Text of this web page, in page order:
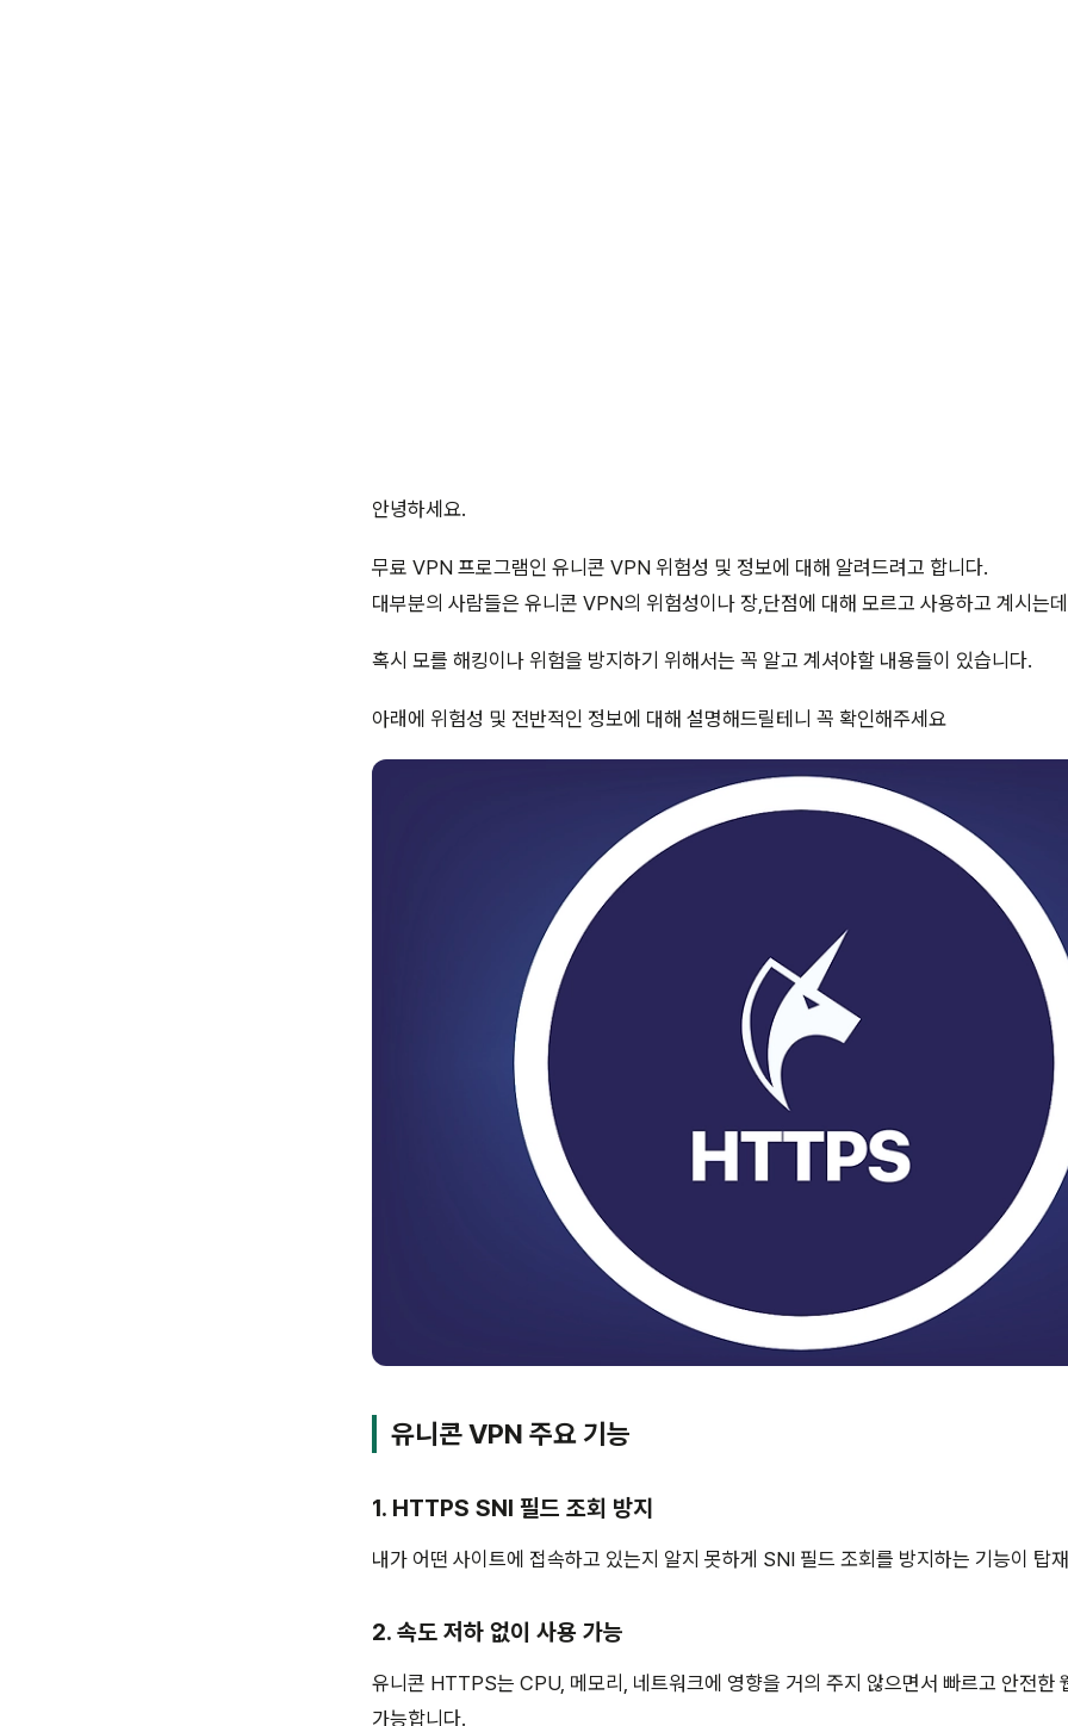
안녕하세요.
무료 VPN 프로그램인 유니콘 VPN 위험성 및 정보에 대해 알려드려고 합니다.
대부분의 사람들은 유니콘 VPN의 위험성이나 장,단점에 대해 모르고 사용하고 계시는
혹시 모를 해킹이나 위험을 방지하기 위해서는 꼭 알고 계셔야할 내용들이 있습니다.
아래에 위험성 및 전반적인 정보에 대해 설명해드릴테니 꼭 확인해주세요
유니콘 VPN 주요 기능
1. HTTPS SNI 필드 조회 방지
내가 어떤 사이트에 접속하고 있는지 알지 못하게 SNI 필드 조회를 방지하는 기능이 탑
2. 속도 저하 없이 사용 가능
유니콘 HTTPS는 CPU, 메모리, 네트워크에 영향을 거의 주지 않으면서 빠르고 안전한
가능합니다.